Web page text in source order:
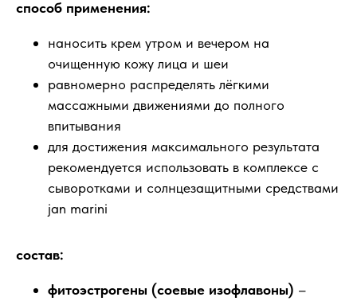
способ применения:
наносить крем утром и вечером на
очищенную кожу лица и шеи
равномерно распределять лёгкими
массажными движениями до полного
впитывания
для достижения максимального результата
рекомендуется использовать в комплексе с
сыворотками и солнцезащитными средствами
jan marini
состав:
фитоэстрогены (соевые изофлавоны) –